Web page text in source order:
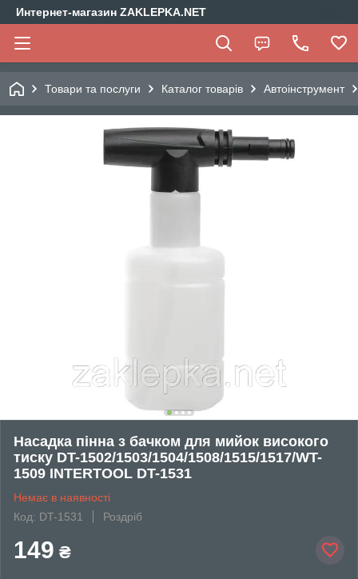
Интернет-магазин ZAKLEPKA.NET
Товари та послуги Каталог товарів Автоінструмент
Насадка пінна з бачком для мийок високого
тиску DT-1502/1503/1504/1508/1515/1517/WT-
1509 INTERTOOL DT-1531
Немає в наявності
Код: DT-1531
Роздріб
149 ₴